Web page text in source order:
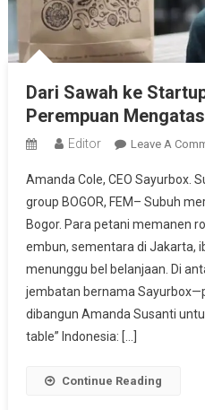
Dari Sawah ke
Perempuan
Editor Leave A
Amanda Cole, CEO Sayurbox.
group BOGOR, FEM– Subuh
Bogor. Para petani memanen
embun, sementara di Jakarta,
menunggu bel belanjaan. Di
jembatan bernama
dibangun Amanda Susanti
table” Indonesia: […]
Continue Reading